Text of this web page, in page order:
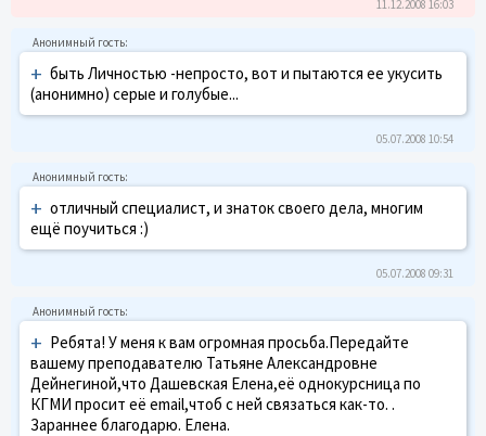
11.12.2008 16:03
+ быть Личностью -непросто, вот и пытаются ее укусить
(анонимно) серые и голубые...
05.07.2008 10:54
+ отличный специалист, и знаток своего дела, многим
ещё поучиться :)
05.07.2008 09:31
+ Ребята! У меня к вам огромная просьба.Передайте
вашему преподавателю Татьяне Александровне
Дейнегиной,что Дашевская Елена,её однокурсница по
КГМИ просит её email,чтоб с ней связаться как-то. .
Зараннее благодарю. Елена.